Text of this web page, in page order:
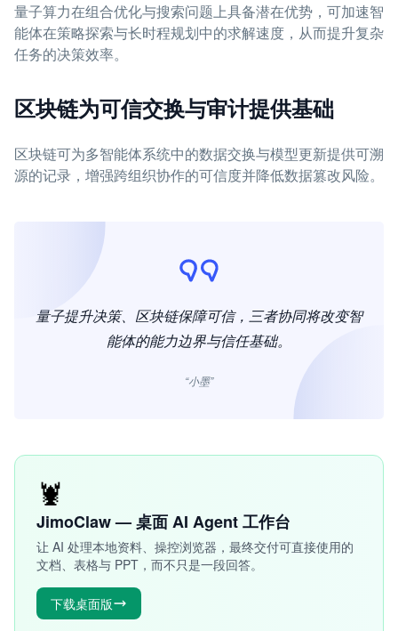
量子算力在组合优化与搜索问题上具备潜在优势，可加速智
能体在策略探索与长时程规划中的求解速度，从而提升复杂
任务的决策效率。
区块链为可信交换与审计提供基础
区块链可为多智能体系统中的数据交换与模型更新提供可溯
源的记录，增强跨组织协作的可信度并降低数据篡改风险。
量子提升决策、区块链保障可信，三者协同将改变智
能体的能力边界与信任基础。
“小墨”
🦞
JimoClaw — 桌面 AI Agent 工作台
让 AI 处理本地资料、操控浏览器，最终交付可直接使用的
文档、表格与 PPT，而不只是一段回答。
下载桌面版